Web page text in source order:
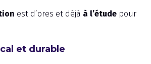
est d’ores et déjà à l’étude pour
et durable